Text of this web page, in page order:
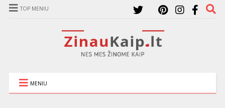
TOP MENIU
MENIU